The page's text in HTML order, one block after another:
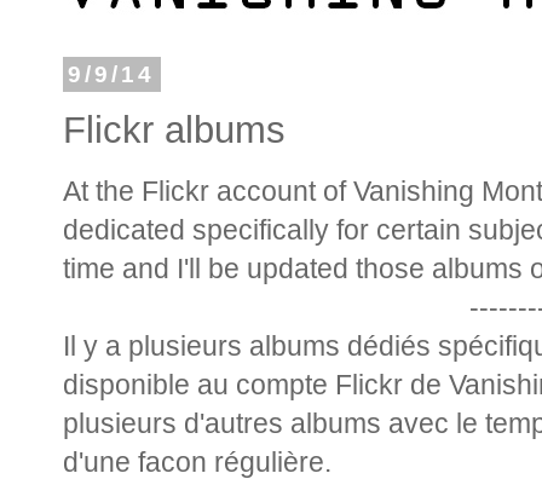
9/9/14
Flickr albums
At the Flickr account of Vanishing
dedicated specifically for certain
time and I'll be updated those albums
Il y a plusieurs albums dédiés
disponible au compte Flickr de
plusieurs d'autres albums avec le
d'une facon régulière.